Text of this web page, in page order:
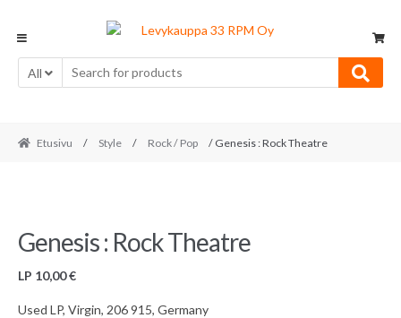
navigation
content
All
Etusivu / Style / Rock / Pop / Genesis : Rock Theatre
Genesis : Rock Theatre
LP 10,00€
Used LP, Virgin, 206 915, Germany